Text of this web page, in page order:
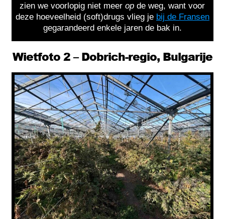
zien we voorlopig niet meerop de weg, want voor
deze hoeveelheid (soft)drugs vlieg je bij de Fransen
gegarandeerd enkele jaren de bak in.
Wietfoto 2 – Dobrich-regio, Bulgarije